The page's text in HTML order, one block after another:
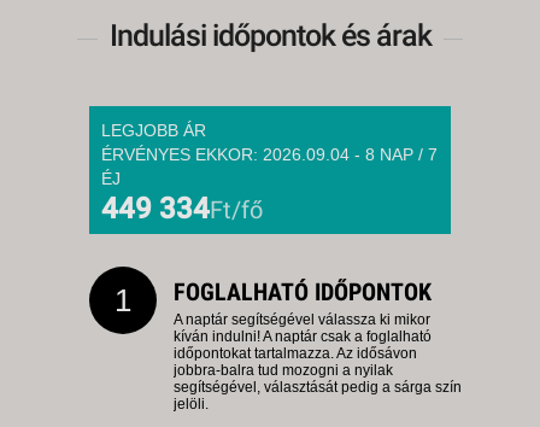
Indulási időpontok és árak
LEGJOBB ÁR
ÉRVÉNYES EKKOR: 2026.09.04 - 8 NAP / 7
ÉJ
449 334Ft/fő
1 FOGLALHATÓ IDŐPONTOK
A naptár segítségével válassza ki mikor
kíván indulni! A naptár csak a foglalható
időpontokat tartalmazza. Az idősávon
jobbra-balra tud mozogni a nyilak
segítségével, választását pedig a sárga szín
jelöli.